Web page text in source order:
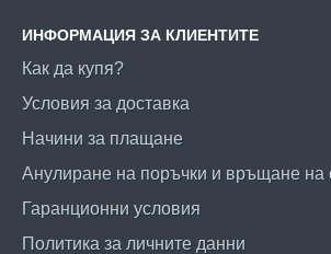
ИНФОРМАЦИЯ ЗА КЛИЕНТИТЕ
Как да купя?
Условия за доставка
Начини за плащане
Анулиране на поръчки и връщане на
Гаранционни условия
Политика за личните данни